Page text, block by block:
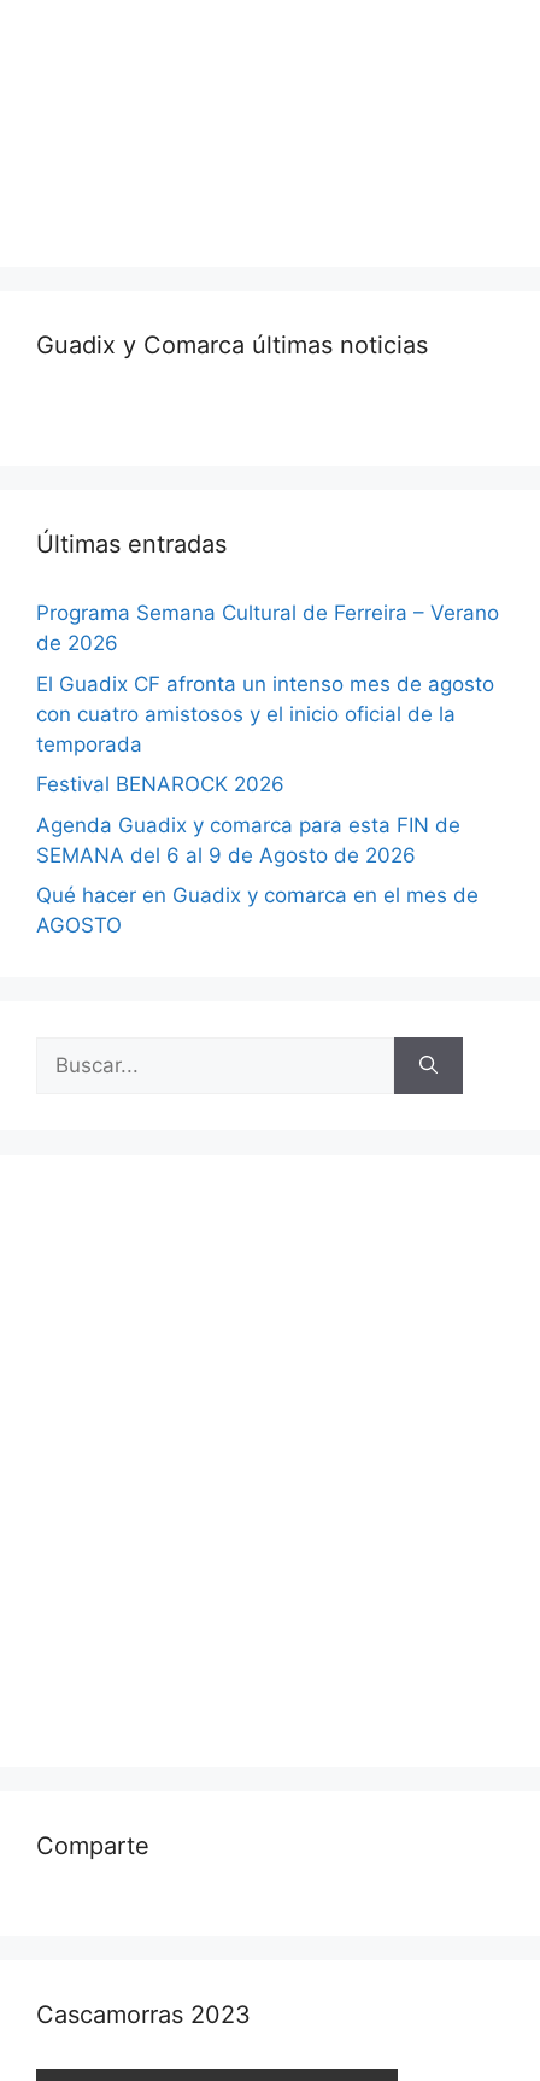
Guadix y Comarca últimas noticias
Últimas entradas
Programa Semana Cultural de Ferreira – Verano
de 2026
El Guadix CF afronta un intenso mes de agosto
con cuatro amistosos y el inicio oficial de la
temporada
Festival BENAROCK 2026
Agenda Guadix y comarca para esta FIN de
SEMANA del 6 al 9 de Agosto de 2026
Qué hacer en Guadix y comarca en el mes de
AGOSTO
Buscar:
Comparte
Cascamorras 2023